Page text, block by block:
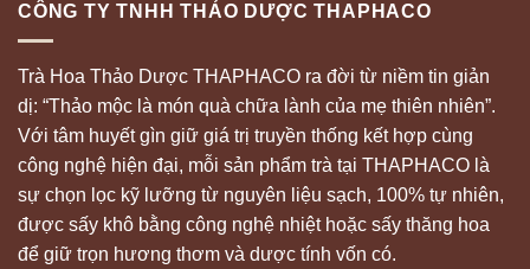
CÔNG TY TNHH THẢO DƯỢC THAPHACO
Trà Hoa Thảo Dược THAPHACO ra đời từ niềm tin giản
dị: “Thảo mộc là món quà chữa lành của mẹ thiên nhiên”.
Với tâm huyết gìn giữ giá trị truyền thống kết hợp cùng
công nghệ hiện đại, mỗi sản phẩm trà tại THAPHACO là
sự chọn lọc kỹ lưỡng từ nguyên liệu sạch, 100% tự nhiên,
được sấy khô bằng công nghệ nhiệt hoặc sấy thăng hoa
để giữ trọn hương thơm và dược tính vốn có.